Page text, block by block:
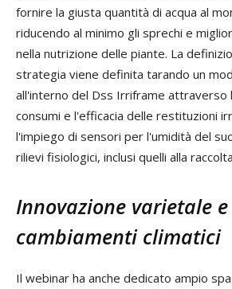
fornire la giusta quantità di acqua al
riducendo al minimo gli sprechi e
nella nutrizione delle piante. La
strategia viene definita tarando un
all'interno del Dss Irriframe attraverso
consumi e l'efficacia delle restituzioni
l'impiego di sensori per l'umidità del
rilievi fisiologici, inclusi quelli alla
Innovazione varietale e
cambiamenti climatici
Il webinar ha anche dedicato ampio